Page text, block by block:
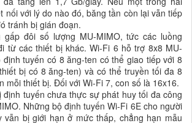
nối với lý do nào đó, băng tần còn lại vẫn tiếp
tránh bị gián đoạn.
gấp đôi số lượng MU-MIMO, tức các luồng
từ các thiết bị khác. Wi-Fi 6 hỗ trợ 8x8 MU-
tuyến có 8 ăng-ten có thể giao tiếp với 8
bị có 8 ăng-ten) và có thể truyền tối đa 8
mỗi thiết bị. Đối với Wi-Fi 7, con số là 16x16.
định tuyến chưa thực sự phát huy tối đa công
Những bộ định tuyến Wi-Fi 6E cho người
vẫn bị giới hạn ở mức thấp, chẳng hạn mẫu